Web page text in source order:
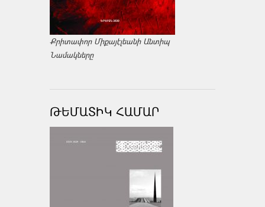
Քրիտափոր Միքայէլեանի Անտիպ
Նամակները
ԹԵՄԱՏԻԿ ՀԱՄԱՐ